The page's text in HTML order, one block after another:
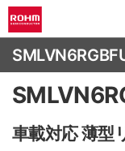
車載対応 薄型